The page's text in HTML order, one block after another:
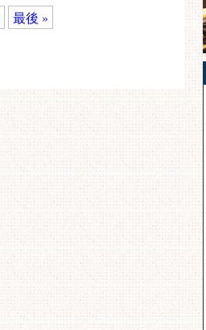
最後 »